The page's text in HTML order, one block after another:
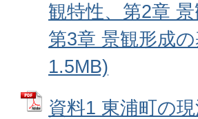
観特性、第2章
第3章 景観形成
1.5MB)
資料1 東浦町の